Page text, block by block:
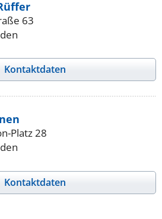
63
Kontaktdaten
Platz 28
Kontaktdaten